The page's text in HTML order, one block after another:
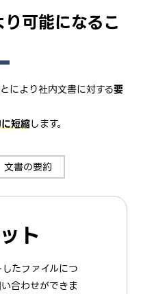
可能になるこ
により社内文書に対する要
短縮します。
文書の要約
ト
たファイルにつ
合わせができま
約
内容を生成AIが
。